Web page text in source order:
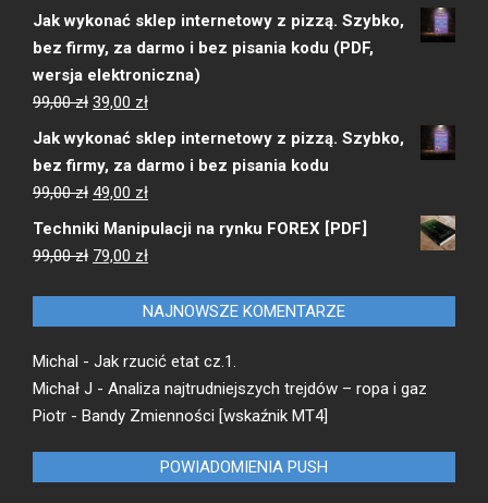
cena
wynosiła:
1999,00 zł.
cena
wynosi:
799,00 zł.
Jak wykonać sklep internetowy z pizzą. Szybko,
bez firmy, za darmo i bez pisania kodu (PDF,
wersja elektroniczna)
99,00zł Pierwotna
cena
wynosiła:
99,00 zł.
39,00 złAktualna
cena
wynosi:
Jak wykonać sklep internetowy z pizzą. Szybko,
bez firmy, za darmo i bez pisania kodu
99,00zł Pierwotna
cena
wynosiła:
49,00 złAktualna
cena
Techniki Manipulacji na rynku FOREX [PDF]
99,00zł Pierwotna
wynosiła:
79,00 złAktualna
wynosi:
NAJNOWSZE KOMENTARZE
Michal - Jak rzucić etat cz.1.
Michał J - Analiza najtrudniejszych trejdów – ropa i gaz
Piotr - Bandy Zmienności [wskaźnik MT4]
POWIADOMIENIA PUSH